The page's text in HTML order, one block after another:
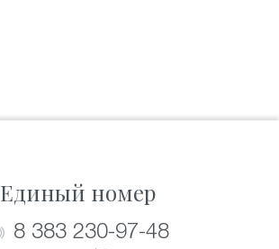
Единый номер
8 383 230-97-48